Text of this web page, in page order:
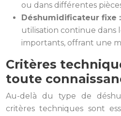
ou dans différentes
Déshumidificateur fixe :
utilisation continue dans
importants, offrant une
Critères
toute
Au-delà du type de
critères techniques sont